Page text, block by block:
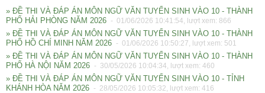
» ĐỀ THI VÀ ĐÁP ÁN MÔN NGỮ VĂN TUYỂN SINH VÀO 10 - THÀNH
PHỐ HẢI PHÒNG NĂM 2026 - 01/06/2026 10:41:54, lượt xem: 866
» ĐỀ THI VÀ ĐÁP ÁN MÔN NGỮ VĂN TUYỂN SINH VÀO 10 - THÀNH
PHỐ HỒ CHÍ MINH NĂM 2026 - 01/06/2026 10:50:27, lượt xem: 501
» ĐỀ THI VÀ ĐÁP ÁN MÔN NGỮ VĂN TUYỂN SINH VÀO 10 - THÀNH
PHỐ HÀ NỘI NĂM 2026 - 30/05/2026 10:04:34, lượt xem: 460
» ĐỀ THI VÀ ĐÁP ÁN MÔN NGỮ VĂN TUYỂN SINH VÀO 10 - TỈNH
KHÁNH HÒA NĂM 2026 - 28/05/2026 10:05:32, lượt xem: 416